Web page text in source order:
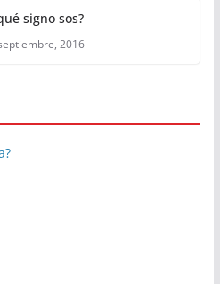
signo sos?
2016